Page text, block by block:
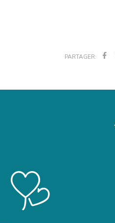
PARTAGER: